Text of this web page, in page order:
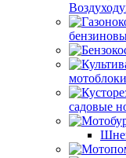
мотоблоки
садовые